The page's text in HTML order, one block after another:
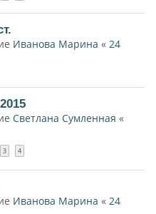
Иванова Марина « 24
Светлана Сумленная «
3 4
Иванова Марина « 24